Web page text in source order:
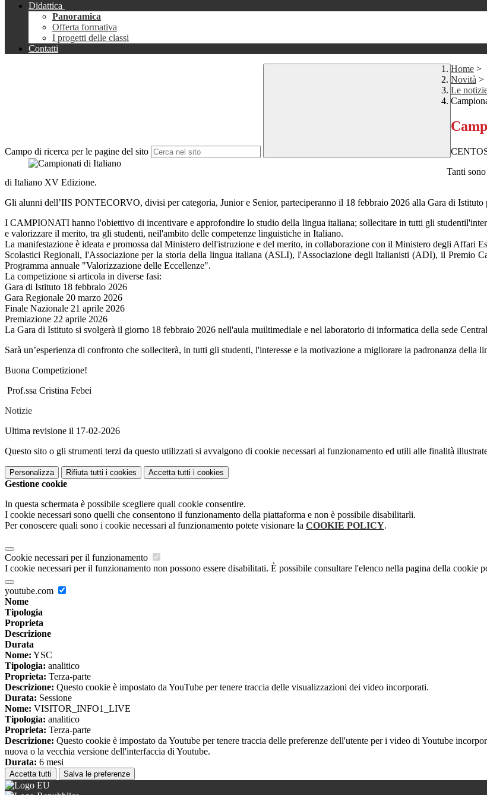
Didattica
Panoramica
Offerta formativa
I progetti delle classi
Contatti
Campo di ricerca per le pagine del sito
Home >
Novità >
Le
Tanti
di Italiano XV Edizione.
Gli alunni dell’IIS PONTECORVO, divisi per categoria, Junior e Senior, parteciperanno il 18 febbraio 2026 alla Gara di
I CAMPIONATI hanno l'obiettivo di incentivare e approfondire lo studio della lingua italiana; sollecitare in tutti gli
e valorizzare il merito, tra gli studenti, neil'ambito delle competenze linguistiche in Italiano.
La manifestazione è ideata e promossa dal Ministero dell'istruzione e del merito, in collaborazione con il Ministero degli Affari
Scolastici Regionali, l'Associazione per la storia della lingua italiana (ASLI), l'Associazione degli Italianisti (ADI), il Premio
Programma annuale "Valorizzazione delle Eccellenze".
La competizione si articola in diverse fasi:
Gara di Istituto 18 febbraio 2026
Gara Regionale 20 marzo 2026
Finale Nazionale 21 aprile 2026
Premiazione 22 aprile 2026
La Gara di Istituto si svolgerà il giorno 18 febbraio 2026 nell'aula muiltimediale e nel laboratorio di informatica della sede
Sarà un’esperienza di confronto che solleciterà, in tutti gli studenti, l'interesse e la motivazione a migliorare la padronanza della
Buona Competizione!
Prof.ssa Cristina Febei
Notizie
Ultima revisione il 17-02-2026
Questo sito o gli strumenti terzi da questo utilizzati si avvalgono di cookie necessari al funzionamento ed utili alle finalità
Personalizza Rifiuta tutti i cookies Accetta tutti i cookies
Gestione cookie
In questa schermata è possibile scegliere quali cookie consentire.
I cookie necessari sono quelli che consentono il funzionamento della piattaforma e non è possibile disabilitarli.
Per conoscere quali sono i cookie necessari al funzionamento potete visionare la COOKIE POLICY.
Cookie necessari per il funzionamento
I cookie necessari per il funzionamento non possono essere disabilitati. È possibile consultare l'elenco nella pagina della cookie
youtube.com
Nome
Tipologia
Proprieta
Descrizione
Durata
Nome: YSC
Tipologia: analitico
Proprieta: Terza-parte
Descrizione: Questo cookie è impostato da YouTube per tenere traccia delle visualizzazioni dei video incorporati.
Durata: Sessione
Nome: VISITOR_INFO1_LIVE
Tipologia: analitico
Proprieta: Terza-parte
Descrizione: Questo cookie è impostato da Youtube per tenere traccia delle preferenze dell'utente per i video di Youtube
nuova o la vecchia versione dell'interfaccia di Youtube.
Durata: 6 mesi
Accetta tutti Salva le preferenze